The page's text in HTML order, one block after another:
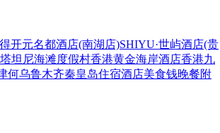
开元名都酒店(南湖店)SHIYU·世屿酒店(贵
坦尼海滩度假村香港黄金海岸酒店香港九
何乌鲁木齐秦皇岛住宿酒店美食钱晚餐附